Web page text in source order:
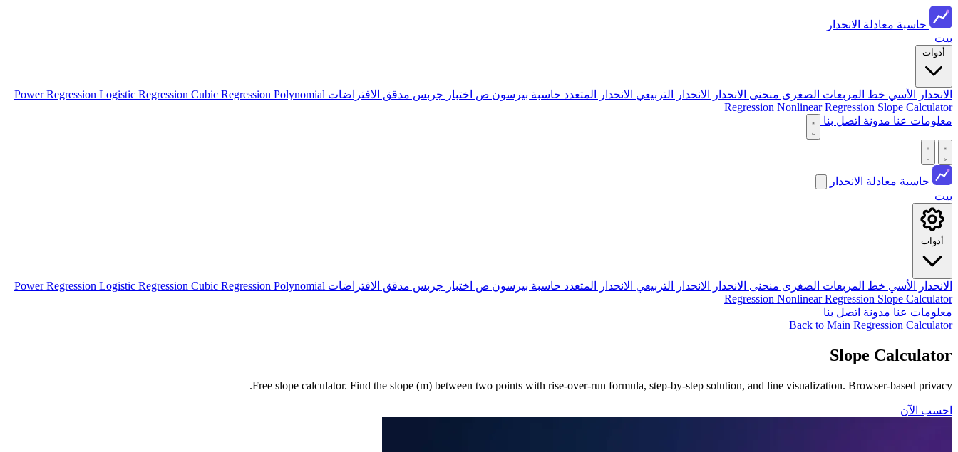
حاسبة معادلة الانحدار
بيت
أدوات
الانحدار الأسي خط المربعات الصغرى منحنى الانحدار الانحدار التربيعي الانحدار المتعدد حاسبة بيرسون ص اختبار جربس مدقق الافتراضات Power Regression Logistic Regression Cubic Regression Polynomial
Regression Nonlinear Regression Slope Calculator
معلومات عنا مدونة اتصل بنا
حاسبة معادلة الانحدار
بيت
أدوات
الانحدار الأسي خط المربعات الصغرى منحنى الانحدار الانحدار التربيعي الانحدار المتعدد حاسبة بيرسون ص اختبار جربس مدقق الافتراضات Power Regression Logistic Regression Cubic Regression Polynomial
Regression Nonlinear Regression Slope Calculator
معلومات عنا مدونة اتصل بنا
Back to Main Regression Calculator
Slope Calculator
Free slope calculator. Find the slope (m) between two points with rise-over-run formula, step-by-step solution, and line visualization. Browser-based privacy.
احسب الآن